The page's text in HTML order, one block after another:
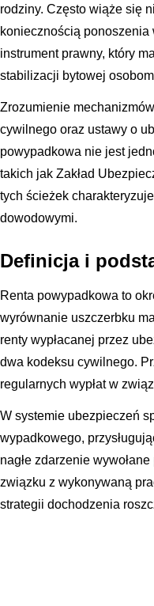
rodziny. Często wiąże się
koniecznością
instrument prawny, który
stabilizacji bytowej
Zrozumienie
cywilnego oraz ustawy o
powypadkowa nie jest
takich jak Zakład
tych ścieżek
dowodowymi.
Definicja i
Renta powypadkowa to
wyrównanie uszczerbku
renty wypłacanej przez
dwa kodeksu cywilnego.
regularnych wypłat w
W systemie ubezpieczeń
wypadkowego,
nagłe zdarzenie
związku z wykonywaną
strategii dochodzenia